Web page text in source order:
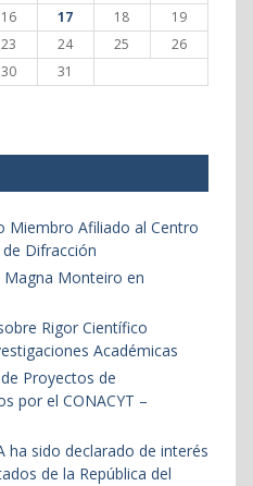
16 17 18
19
23 24 25
26
30 31
Miembro Afiliado al Centro
Difracción
Magna Monteiro en
Rigor Científico
Académicas
Proyectos de
por el CONACYT –
ha sido declarado de interés
de la República del